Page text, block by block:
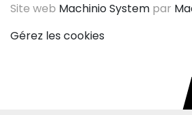
Site web Machinio System par
Gérez les cookies